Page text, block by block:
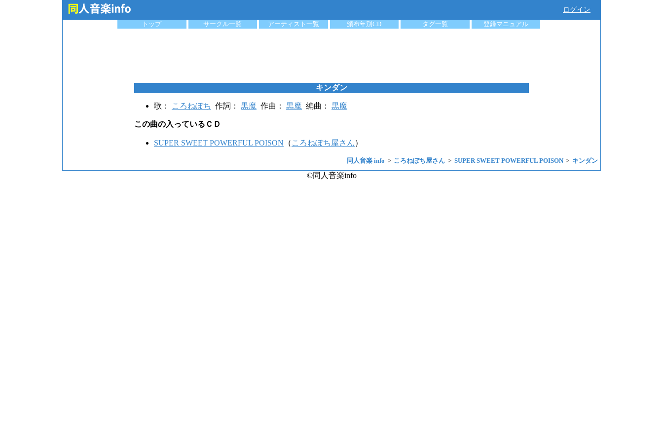
ログイン
トップ
サークル一覧 アーティスト一覧 頒布年別CD タグ一覧 登録マニュアル
キンダン
歌： ころねぽち 作詞： 黒魔 作曲： 黒魔 編曲： 黒魔
この曲の入っているＣＤ
SUPER SWEET POWERFUL POISON （ ころねぽち屋さん）
同人音楽 info ころねぽち屋さん SUPER SWEET POWERFUL POISON キンダン
©同人音楽info